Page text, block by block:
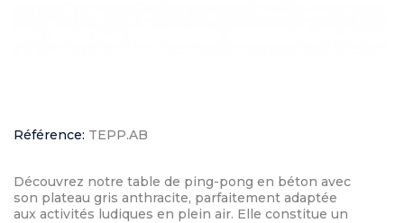
Référence: TEPP.AB
Découvrez notre table de ping-pong en béton avec
son plateau gris anthracite, parfaitement adaptée
aux activités ludiques en plein air. Elle constitue un